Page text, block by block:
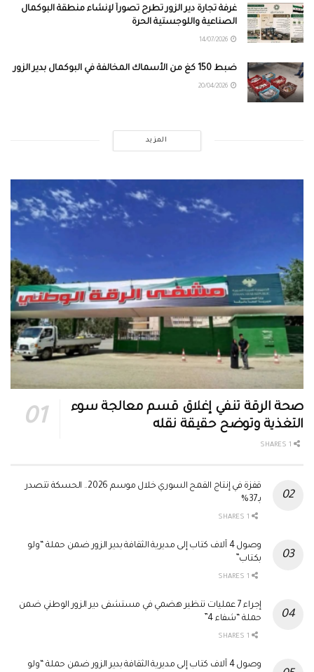
غرفة تجارة دير الزور تطرح تصوراً لإنشاء منطقة البوكمال
الصناعية واللوجستية الحرة
ضبط 150 كغ من الأسماك المخالفة في البوكمال بدير الزور
المزيد
صحة الرقة تنفي إغلاق قسم معالجة سوء
التغذية وتوضح حقيقة نقله
قفزة في إنتاج القمح السوري خلال موسم 2026.. الحسكة تتصدر
بـ37%
وصول 4 آلاف كتاب إلى مديرية الثقافة بدير الزور ضمن حملة “ولو
بكتاب”
إجراء 7 عمليات تنظير هضمي في مستشفى دير الزور الوطني ضمن
حملة “شفاء 4”
وصول 4 آلاف كتاب إلى مديرية الثقافة بدير الزور ضمن حملة “ولو